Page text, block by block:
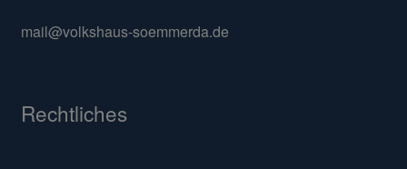
mail@volkshaus-soemmerda.de
Rechtliches